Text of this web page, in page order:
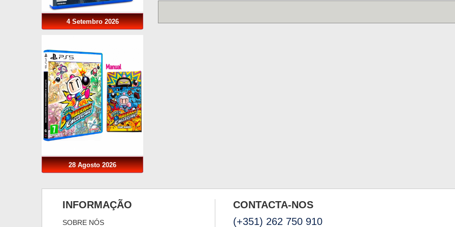
4 Setembro 2026
28 Agosto 2026
INFORMAÇÃO
SOBRE NÓS
CONTACTA-NOS
(+351) 262 750 910